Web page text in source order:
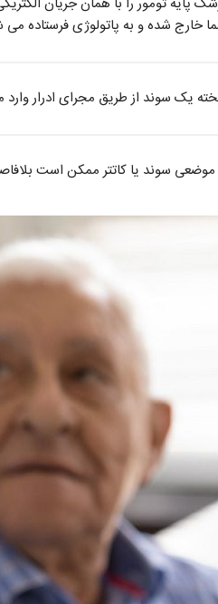
خارج شده و به پاتولوژی فرستاده
یک سوند از طریق مجرای ادرار
سوند یا کاتتر ممکن است